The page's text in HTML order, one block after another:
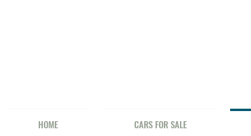
HOME CARS FOR SALE